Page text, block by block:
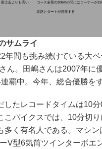
富士山よりも高い コース全長の20kmの間にはコーナーが
装路とダートが混在する
サムライ
間も挑み続けている大ベ
ん。田嶋さんは2007年に
覇中。今年、総合優勝を
たレコードタイムは10
こパイクスでは、10分切
多く有名人である。マシ
V型6気筒ツインターボエ